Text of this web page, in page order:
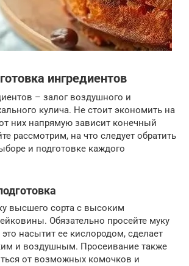
ингредиентов
– залог воздушного и
кулича. Не стоит экономить на
них напрямую зависит конечный
рассмотрим, на что следует обратить
и подготовке каждого
высшего сорта с высоким
Обязательно просейте муку
насытит ее кислородом, сделает
и воздушным. Просеивание также
от возможных комочков и